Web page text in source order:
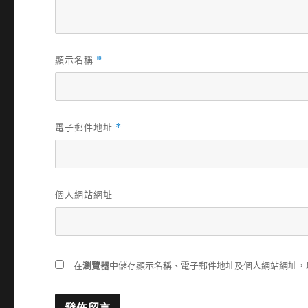
顯示名稱 *
電子郵件地址 *
個人網站網址
在瀏覽器中儲存顯示名稱、電子郵件地址及個人網站網址